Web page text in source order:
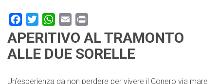
FacebookTwitterWhatsApp
Email
APERITIVO AL TRAMONTO
ALLE DUE SORELLE
Un’esperienza da non perdere per vivere il Conero via mare